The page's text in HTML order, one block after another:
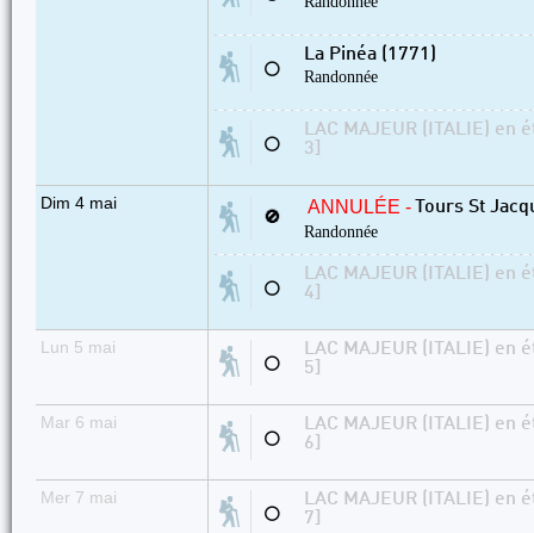
⚪
La Pinéa (1771)
Randonnée
⚪
LAC MAJEUR (ITALIE)
3]
Dim 4 mai
🚫 ANNULÉE -
Tours St
Randonnée
⚪
LAC MAJEUR (ITALIE)
4]
Lun 5 mai
⚪
LAC MAJEUR (ITALIE)
5]
Mar 6 mai
⚪
LAC MAJEUR (ITALIE)
6]
Mer 7 mai
⚪
LAC MAJEUR (ITALIE)
7]